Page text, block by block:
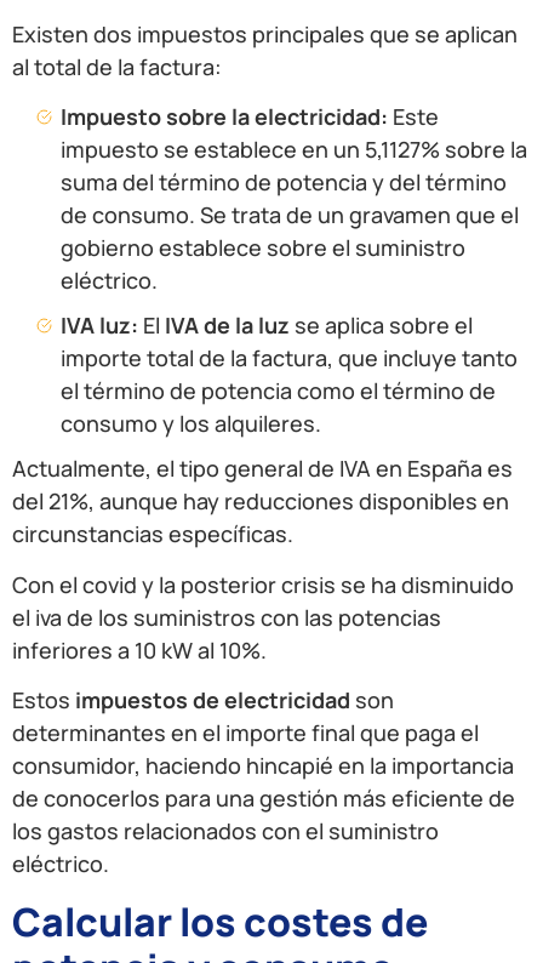
Existen dos impuestos principales que se aplican
al total de la factura:
Impuesto sobre la electricidad: Este
impuesto se establece en un 5,1127% sobre la
suma del término de potencia y del término
de consumo. Se trata de un gravamen que el
gobierno establece sobre el suministro
eléctrico.
IVA luz: El IVA de la luz se aplica sobre el
importe total de la factura, que incluye tanto
el término de potencia como el término de
consumo y los alquileres.
Actualmente, el tipo general de IVA en España es
del 21%, aunque hay reducciones disponibles en
circunstancias específicas.
Con el covid y la posterior crisis se ha disminuido
el iva de los suministros con las potencias
inferiores a 10 kW al 10%.
Estos impuestos de electricidad son
determinantes en el importe final que paga el
consumidor, haciendo hincapié en la importancia
de conocerlos para una gestión más eficiente de
los gastos relacionados con el suministro
eléctrico.
Calcular los costes de